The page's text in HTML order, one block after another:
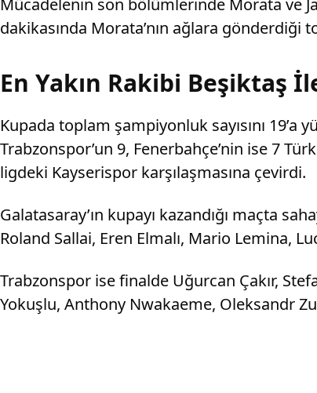
Mücadelenin son bölümlerinde Morata ve
dakikasında Morata’nın ağlara gönderdiği
En Yakın Rakibi Beşiktaş
Kupada toplam şampiyonluk sayısını
Trabzonspor’un 9, Fenerbahçe’nin ise 7
ligdeki Kayserispor karşılaşmasına çevirdi.
Galatasaray’ın kupayı kazandığı maçta
Roland Sallai, Eren Elmalı, Mario Lemina,
Trabzonspor ise finalde Uğurcan Çakır,
Yokuşlu, Anthony Nwakaeme, Oleksandr